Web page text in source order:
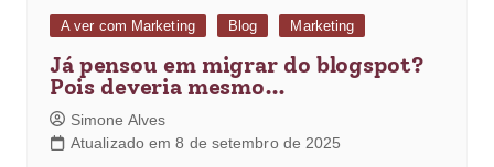
A ver com Marketing Blog Marketing
Já pensou em migrar do blogspot?
Pois deveria mesmo…
Simone Alves
Atualizado em 8 de setembro de 2025